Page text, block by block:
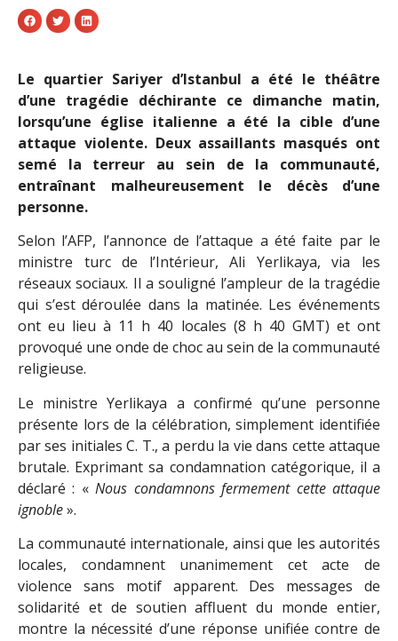
Le quartier Sariyer d’Istanbul a été le théâtre
d’une tragédie déchirante ce dimanche matin,
lorsqu’une église italienne a été la cible d’une
attaque violente. Deux assaillants masqués ont
semé la terreur au sein de la communauté,
entraînant malheureusement le décès d’une
personne.
Selon l’AFP, l’annonce de l’attaque a été faite par le
ministre turc de l’Intérieur, Ali Yerlikaya, via les
réseaux sociaux. Il a souligné l’ampleur de la tragédie
qui s’est déroulée dans la matinée. Les événements
ont eu lieu à 11 h 40 locales (8 h 40 GMT) et ont
provoqué une onde de choc au sein de la communauté
religieuse.
Le ministre Yerlikaya a confirmé qu’une personne
présente lors de la célébration, simplement identifiée
par ses initiales C. T., a perdu la vie dans cette attaque
brutale. Exprimant sa condamnation catégorique, il a
déclaré : «Nous condamnons fermement cette attaque
ignoble».
La communauté internationale, ainsi que les autorités
locales, condamnent unanimement cet acte de
violence sans motif apparent. Des messages de
solidarité et de soutien affluent du monde entier,
montre la nécessité d’une réponse unifiée contre de